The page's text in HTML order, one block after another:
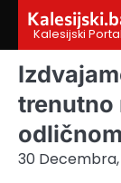
content
Kalesijski Portal
trenutno
30